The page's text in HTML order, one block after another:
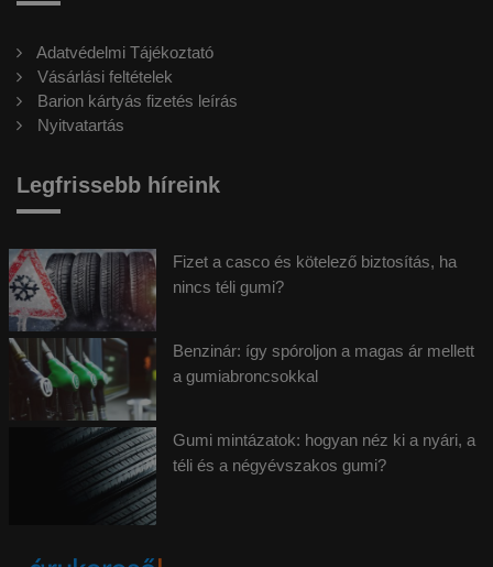
Adatvédelmi Tájékoztató
Vásárlási feltételek
Barion kártyás fizetés leírás
Nyitvatartás
Legfrissebb híreink
Fizet a casco és kötelező biztosítás, ha
nincs téli gumi?
Benzinár: így spóroljon a magas ár mellett
a gumiabroncsokkal
Gumi mintázatok: hogyan néz ki a nyári, a
téli és a négyévszakos gumi?